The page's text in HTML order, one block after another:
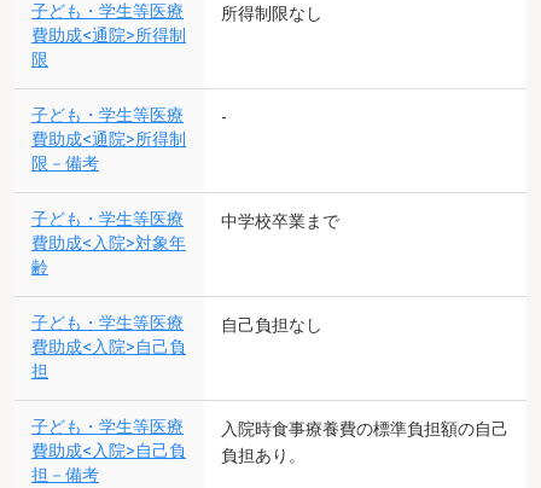
子ども・学生等医療
費助成<通院>所得制
限
所得制限なし
子ども・学生等医療
費助成<通院>所得制
限－備考
-
子ども・学生等医療
費助成<入院>対象年
齢
中学校卒業まで
子ども・学生等医療
費助成<入院>自己負
担
自己負担なし
子ども・学生等医療
費助成<入院>自己負
担－備考
入院時食事療養費の標準負担額の自己
負担あり。